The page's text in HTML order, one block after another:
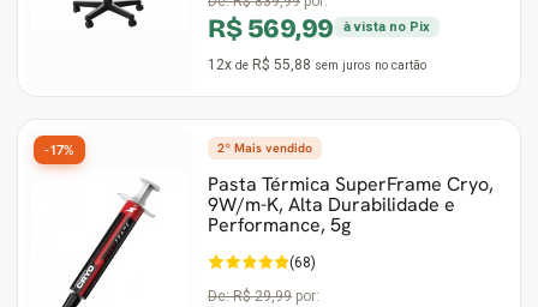
R$ 569,99 à vista no Pix
12x de R$ 55,88 sem juros no cartão
2º Mais vendido
Pasta Térmica SuperFrame Cryo,
9W/m-K, Alta Durabilidade e
Performance, 5g
(68)
De:R$ 29,99 por:
-17%